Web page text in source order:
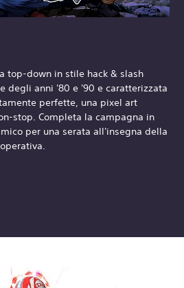
top-down in stile hack & slash
degli anni '80 e '90 e caratterizzata
perfette, una pixel art
stop. Completa la campagna in
per una serata all'insegna della